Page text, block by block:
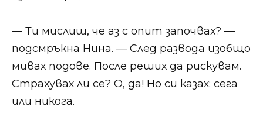
— Ти мислиш, че аз с опит започвах? —
подсмръкна Нина. — След развода изобщо
мивах подове. После реших да рискувам.
Страхувах ли се? О, да! Но си казах: сега
или никога.